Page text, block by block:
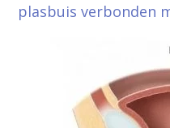
plasbuis verbonden